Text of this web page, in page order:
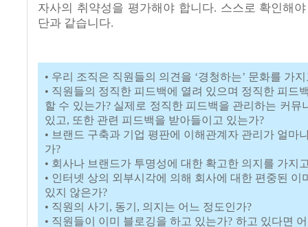
자사의 취약성을 평가해야 합니다. 스스로 확인해
단과 같습니다.
• 우리 조직은 직원들의 의견을 ‘경청하는’ 문화를 가
• 직원들의 정직한 피드백에 열려 있으며 정직한 피드
할 수 있는가? 실제로 정직한 피드백을 관리하는 커뮤
있고, 또한 관련 피드백을 받아들이고 있는가?
• 브랜드 구축과 기업 평판에 이해관계자 관리가 얼마
가?
• 회사나 브랜드가 투명성에 대한 확고한 의지를 가지
• 인터넷 상의 외부시각에 의해 회사에 대한 편중된 이
있지 않은가?
• 직원의 사기, 동기, 의지는 어느 정도인가?
• 직원들이 이미 블로깅을 하고 있는가? 하고 있다면